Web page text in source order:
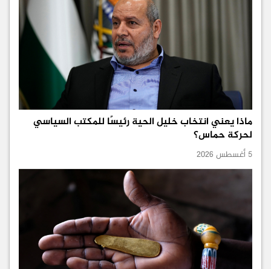
ماذا يعني انتخاب خليل الحية رئيسًا للمكتب السياسي
لحركة حماس؟
5 أغسطس 2026